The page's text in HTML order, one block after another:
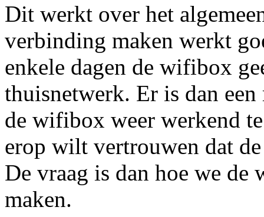
Dit werkt over het
verbinding maken werkt
enkele dagen de wifibox
thuisnetwerk. Er is dan
de wifibox weer werkend
erop wilt vertrouwen dat
De vraag is dan hoe we
maken.